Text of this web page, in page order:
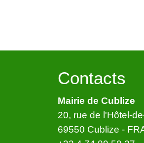
Contacts
Mairie de Cublize
20, rue de l'Hôtel-
69550 Cublize -